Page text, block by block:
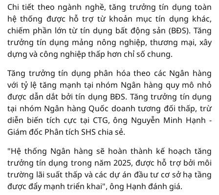
Chi tiết theo ngành nghề, tăng trưởng tín dụng toàn
hệ thống được hỗ trợ từ khoản mục tín dụng khác,
chiếm phần lớn từ tín dụng bất động sản (BĐS). Tăng
trưởng tín dụng mảng nông nghiệp, thương mại, xây
dựng và công nghiệp thấp hơn chỉ số chung.
Tăng trưởng tín dụng phân hóa theo các Ngân hàng
với tỷ lệ tăng mạnh tại nhóm Ngân hàng quy mô nhỏ
được dẫn dắt bởi tín dụng BĐS. Tăng trưởng tín dụng
tại nhóm Ngân hàng Quốc doanh tương đối thấp, trừ
diễn biến tích cực tại CTG, ông Nguyễn Minh Hạnh -
Giám đốc Phân tích SHS chia sẻ.
"Hệ thống Ngân hàng sẽ hoàn thành kế hoạch tăng
trưởng tín dụng trong năm 2025, được hỗ trợ bởi môi
trường lãi suất thấp và các dự án đầu tư cơ sở hạ tầng
được đẩy mạnh triển khai", ông Hạnh đánh giá.